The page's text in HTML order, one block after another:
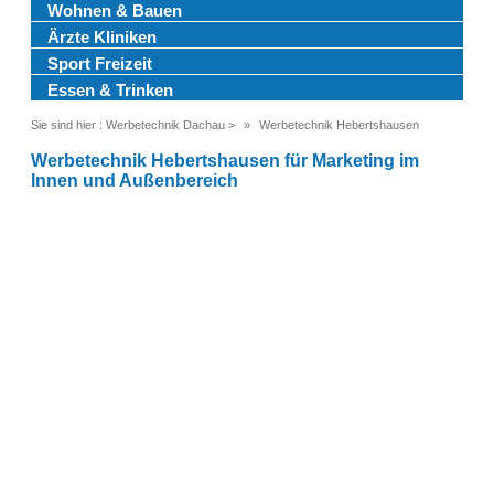
Wohnen & Bauen
Ärzte Kliniken
Sport Freizeit
Essen & Trinken
Sie sind hier : Werbetechnik Dachau > Werbetechnik Hebertshausen
Werbetechnik Hebertshausen für Marketing im
Innen und Außenbereich